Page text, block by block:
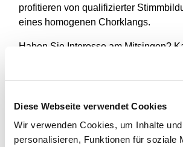
Diese Webseite verwendet Cookies
Wir verwenden Cookies, um Inhalte
personalisieren, Funktionen für soziale
profitieren von qualifizierter
eines homogenen Chorklangs.
Haben Sie Interesse am Mitsingen?
Klein gibt Ihnen gerne weitere
0211/8369921,